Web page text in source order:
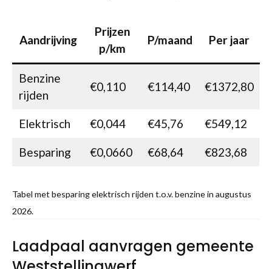
Aandrijving
Prijzen
p/km
P/maand Per jaar
Benzine
rijden
€0,110 €114,40 €1372,80
Elektrisch €0,044 €45,76 €549,12
Besparing €0,0660 €68,64 €823,68
Tabel met besparing elektrisch rijden t.o.v. benzine in augustus
2026.
Laadpaal aanvragen gemeente